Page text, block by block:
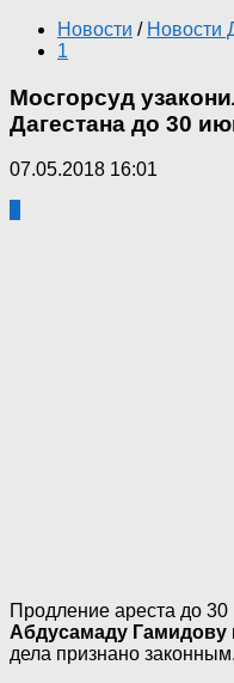
Новости / Новости
1
Мосгорсуд
Дагестана до 30
07.05.2018 16:01
Продление ареста до
Абдусамаду Гамидову
дела признано законным.